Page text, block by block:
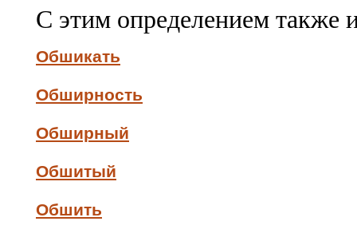
С этим определением также
Обшикать
Обширность
Обширный
Обшитый
Обшить